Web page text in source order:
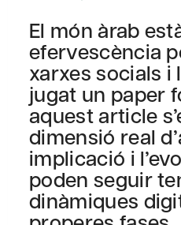
El món àrab
efervescència
xarxes socials i
jugat un paper
aquest article
dimensió real
implicació i
poden seguir
dinàmiques